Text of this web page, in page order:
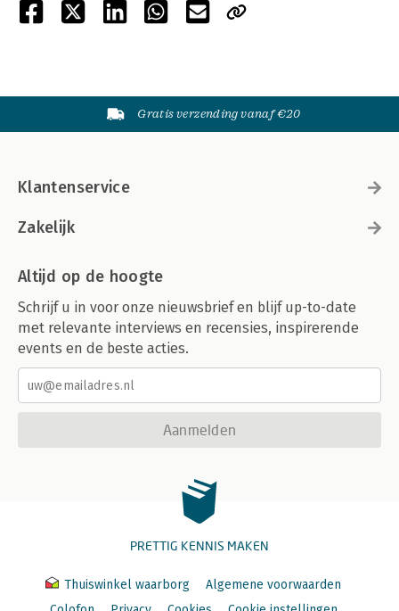
Gratis verzending vanaf €20
Klantenservice
Zakelijk
Altijd op de hoogte
Schrijf u in voor onze nieuwsbrief en blijf up-to-date
met relevante interviews en recensies, inspirerende
events en de beste acties.
Aanmelden
PRETTIG KENNIS MAKEN
Thuiswinkel waarborg
Algemene voorwaarden